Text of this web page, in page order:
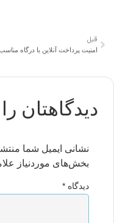
قبل
امنیت پرداخت آنلاین با درگاه
دیدگاهتان
نشانی ایمیل شما
بخش‌های موردنیاز
دیدگاه *